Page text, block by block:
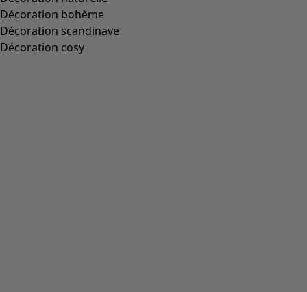
Décoration bohème
Décoration scandinave
Décoration cosy